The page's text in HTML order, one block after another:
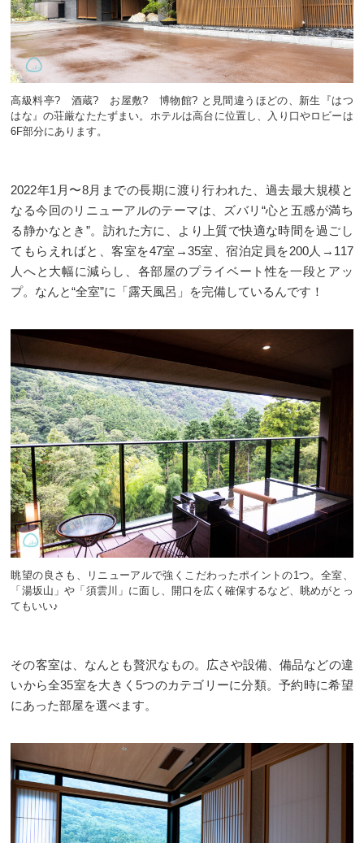
高級料亭? 酒蔵? お屋敷? 博物館? と見間違うほどの、新生『はつ
はな』の荘厳なたたずまい。ホテルは高台に位置し、入り口やロビーは
6F部分にあります。
2022年1月〜8月までの長期に渡り行われた、過去最大規模と
なる今回のリニューアルのテーマは、ズバリ“心と五感が満ち
る静かなとき”。訪れた方に、より上質で快適な時間を過ごし
てもらえればと、客室を47室→35室、宿泊定員を200人→117
人へと大幅に減らし、各部屋のプライベート性を一段とアッ
プ。なんと“全室”に「露天風呂」を完備しているんです！
眺望の良さも、リニューアルで強くこだわったポイントの1つ。全室、
「湯坂山」や「須雲川」に面し、開口を広く確保するなど、眺めがとっ
てもいい♪
その客室は、なんとも贅沢なもの。広さや設備、備品などの違
いから全35室を大きく5つのカテゴリーに分類。予約時に希望
にあった部屋を選べます。